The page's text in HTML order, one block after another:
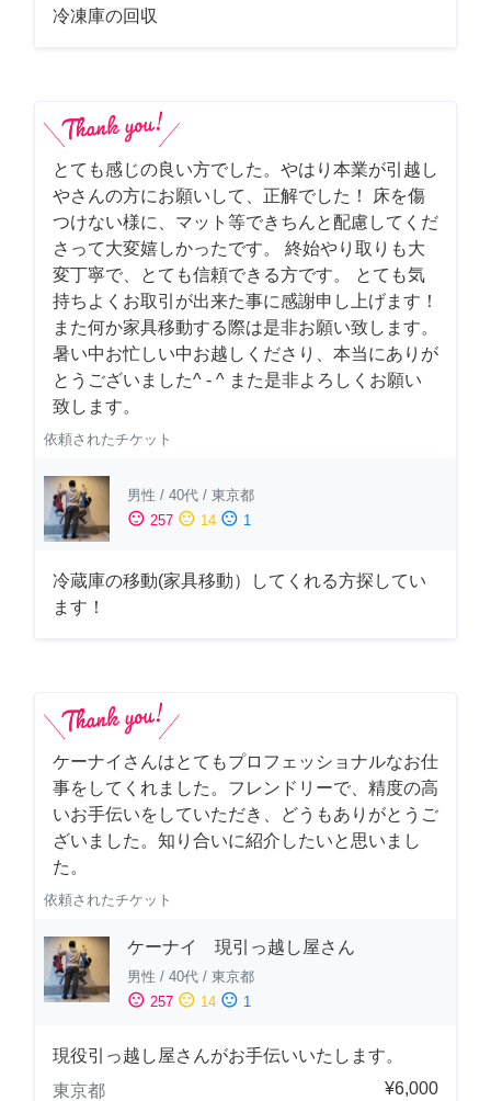
冷凍庫の回収
とても感じの良い方でした。やはり本業が引越し
やさんの方にお願いして、正解でした！ 床を傷
つけない様に、マット等できちんと配慮してくだ
さって大変嬉しかったです。 終始やり取りも大
変丁寧で、とても信頼できる方です。 とても気
持ちよくお取引が出来た事に感謝申し上げます！
また何か家具移動する際は是非お願い致します。
暑い中お忙しい中お越しくださり、本当にありが
とうございました^ - ^ また是非よろしくお願い
致します。
依頼されたチケット
男性 / 40代 / 東京都
sentiment_satisfied 257 sentiment_neutral 14 sentiment_dissatisfied 1
冷蔵庫の移動(家具移動）してくれる方探してい
ます！
ケーナイさんはとてもプロフェッショナルなお仕
事をしてくれました。フレンドリーで、精度の高
いお手伝いをしていただき、どうもありがとうご
ざいました。知り合いに紹介したいと思いまし
た。
依頼されたチケット
ケーナイ 現引っ越し屋さん
男性 / 40代 / 東京都
sentiment_satisfied 257 sentiment_neutral 14 sentiment_dissatisfied 1
現役引っ越し屋さんがお手伝いいたします。
東京都
¥6,000